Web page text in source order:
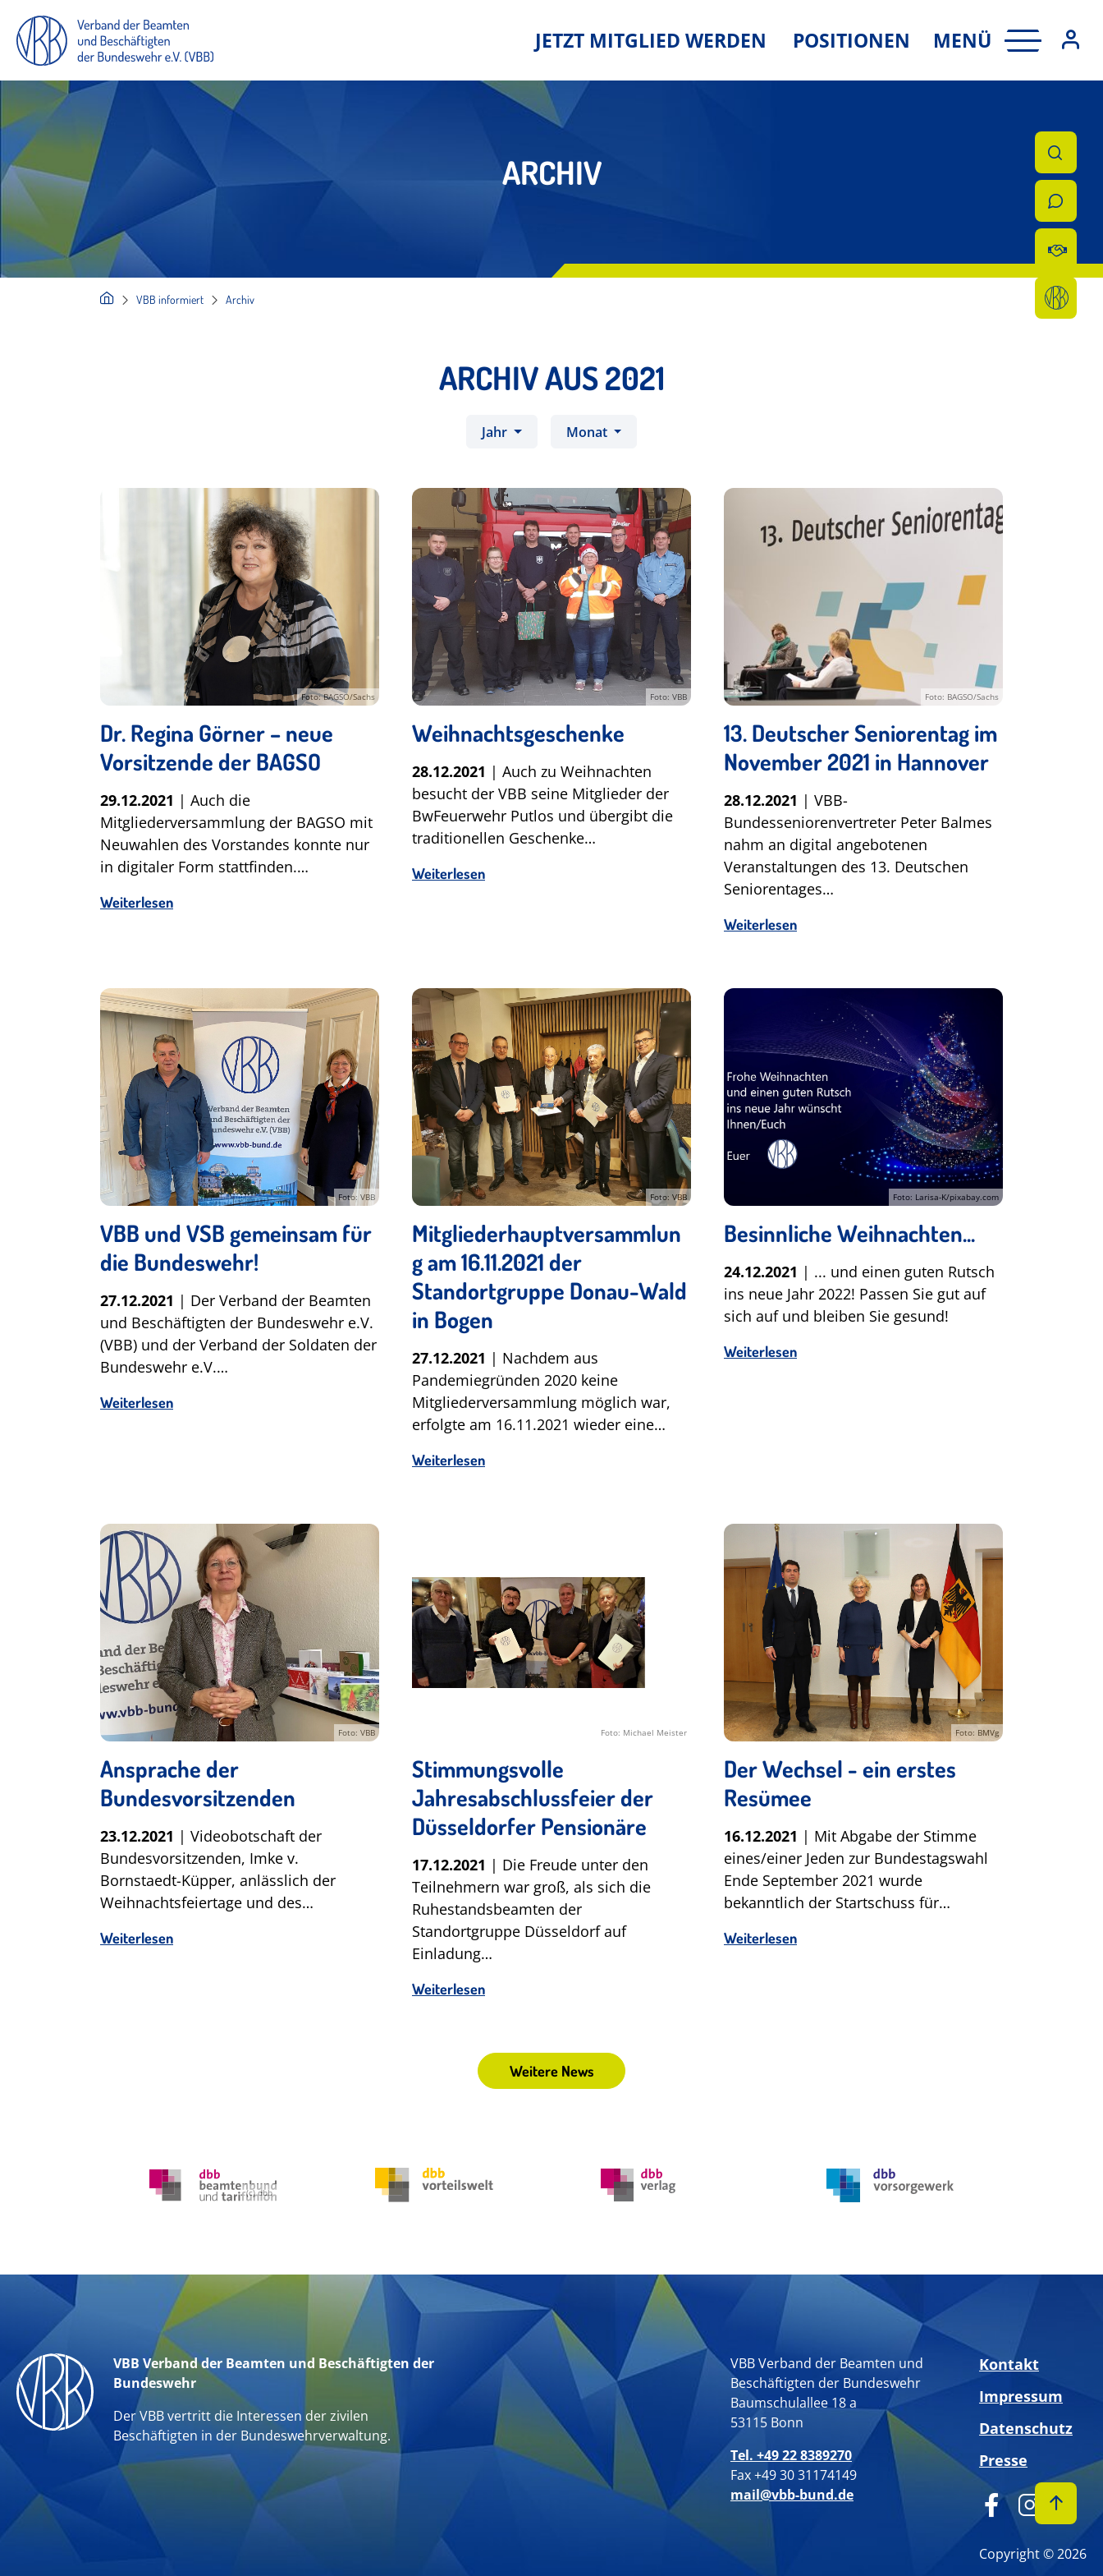
JETZT MITGLIED WERDEN POSITIONEN MENÜ
ARCHIV
VBB informiert Archiv
ARCHIV AUS 2021
Jahr Monat
Foto: BAGSO/Sachs
Dr. Regina Görner – neue
Vorsitzende der BAGSO
29.12.2021 | Auch die
Mitgliederversammlung der BAGSO mit
Neuwahlen des Vorstandes konnte nur
in digitaler Form stattfinden.…
Weiterlesen
Foto: VBB
Weihnachtsgeschenke
28.12.2021 | Auch zu Weihnachten
besucht der VBB seine Mitglieder der
BwFeuerwehr Putlos und übergibt die
traditionellen Geschenke…
Weiterlesen
Foto: BAGSO/Sachs
13. Deutscher Seniorentag im
November 2021 in Hannover
28.12.2021 | VBB-
Bundesseniorenvertreter Peter Balmes
nahm an digital angebotenen
Veranstaltungen des 13. Deutschen
Seniorentages…
Weiterlesen
Foto: VBB
VBB und VSB gemeinsam für
die Bundeswehr!
27.12.2021 | Der Verband der Beamten
und Beschäftigten der Bundeswehr e.V.
(VBB) und der Verband der Soldaten der
Bundeswehr e.V.…
Weiterlesen
Foto: VBB
Mitgliederhauptversammlun
g am 16.11.2021 der
Standortgruppe Donau-Wald
in Bogen
27.12.2021 | Nachdem aus
Pandemiegründen 2020 keine
Mitgliederversammlung möglich war,
erfolgte am 16.11.2021 wieder eine…
Weiterlesen
Foto: Larisa-K/pixabay.com
Besinnliche Weihnachten...
24.12.2021 | ... und einen guten Rutsch
ins neue Jahr 2022! Passen Sie gut auf
sich auf und bleiben Sie gesund!
Weiterlesen
Foto: VBB
Ansprache der
Bundesvorsitzenden
23.12.2021 | Videobotschaft der
Bundesvorsitzenden, Imke v.
Bornstaedt-Küpper, anlässlich der
Weihnachtsfeiertage und des…
Weiterlesen
Foto: Michael Meister
Stimmungsvolle
Jahresabschlussfeier der
Düsseldorfer Pensionäre
17.12.2021 | Die Freude unter den
Teilnehmern war groß, als sich die
Ruhestandsbeamten der
Standortgruppe Düsseldorf auf
Einladung…
Weiterlesen
Foto: BMVg
Der Wechsel - ein erstes
Resümee
16.12.2021 | Mit Abgabe der Stimme
eines/einer Jeden zur Bundestagswahl
Ende September 2021 wurde
bekanntlich der Startschuss für…
Weiterlesen
Weitere News
(c) dbb
VBB Verband der Beamten und Beschäftigten der
Bundeswehr
Der VBB vertritt die Interessen der zivilen
Beschäftigten in der Bundeswehrverwaltung.
VBB Verband der Beamten und
Beschäftigten der Bundeswehr
Baumschulallee 18 a
53115 Bonn
Tel. +49 22 8389270
Fax +49 30 31174149
mail@vbb-bund.de
Kontakt
Impressum
Datenschutz
Presse
Copyright © 2026